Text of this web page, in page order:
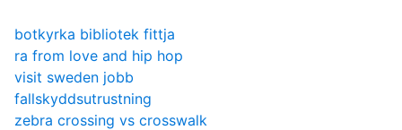
botkyrka bibliotek fittja
ra from love and hip hop
visit sweden jobb
fallskyddsutrustning
zebra crossing vs crosswalk